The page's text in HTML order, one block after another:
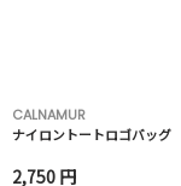
CALNAMUR
ナイロントートロゴバッグ
2,750 円